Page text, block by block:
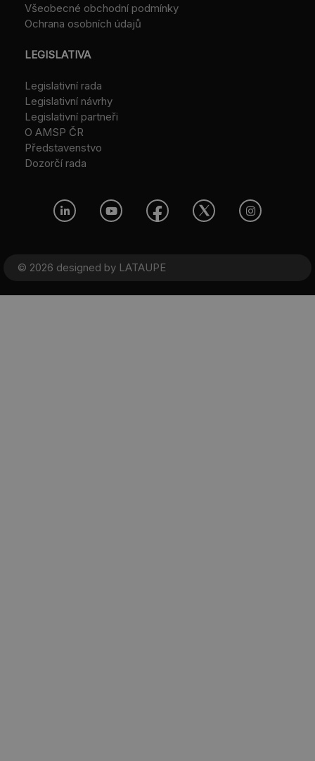
Všeobecné obchodní podmínky
Ochrana osobních údajů
LEGISLATIVA
Legislativní rada
Legislativní návrhy
Legislativní partneři
O AMSP ČR
Představenstvo
Dozorčí rada
© 2026 designed by LATAUPE